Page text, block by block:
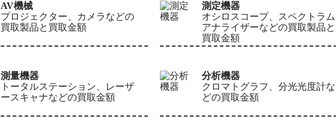
AV機械
プロジェクター、カメラなどの
買取製品と買取金額
測定機器
オシロスコープ、スペクトラム
アナライザーなどの買取製品と
買取金額
測量機器
トータルステーション、レーザ
ースキャナなどの買取金額
分析機器
クロマトグラフ、分光光度計な
どの買取金額